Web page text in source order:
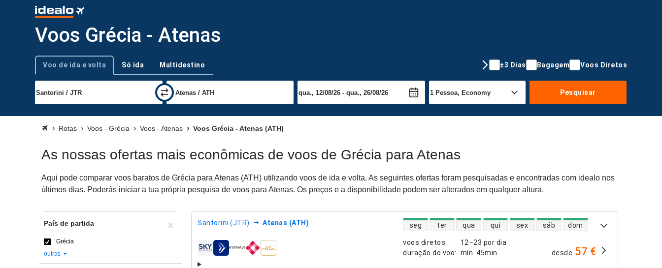
Voos Grécia - Atenas
Tipo de viagem
Voo de ida e volta Só ida Multidestino ±3 Dias Bagagem Voos Diretos
Pesquisar
Rotas Voos - Grécia Voos - Atenas Voos Grécia - Atenas (ATH)
As nossas ofertas mais econômicas de voos de Grécia para Atenas
Aqui pode comparar voos baratos de Grécia para Atenas (ATH) utilizando voos de ida e volta. As seguintes ofertas foram pesquisadas e encontradas com idealo nos
últimos dias. Poderás iniciar a tua própria pesquisa de voos para Atenas. Os preços e a disponibilidade podem ser alterados em qualquer altura.
Santorini (JTR) Atenas (ATH)
voos diretos:
12–23 por dia
duração do voo: mín. 45min
disponibilidade de voos diretos
seg ter qua qui sex sáb dom
companhias aéreas desde 57 €
País de partida
Grécia
outras